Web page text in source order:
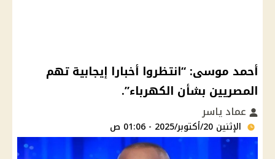
أحمد موسى: “انتظروا أخبارا إيجابية تهم
المصريين بشأن الكهرباء”.
عماد ياسر
الإثنين 20/أكتوبر/2025 - 01:06 ص